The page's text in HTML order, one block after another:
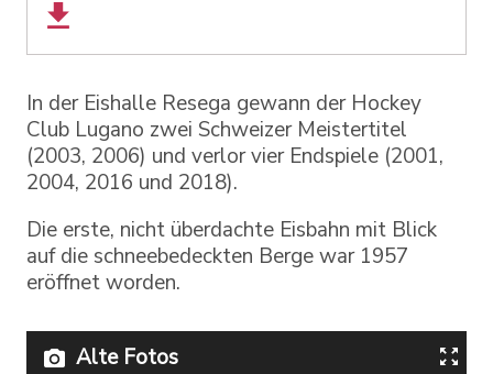
In der Eishalle Resega gewann der Hockey
Club Lugano zwei Schweizer Meistertitel
(2003, 2006) und verlor vier Endspiele (2001,
2004, 2016 und 2018).
Die erste, nicht überdachte Eisbahn mit Blick
auf die schneebedeckten Berge war 1957
eröffnet worden.
Alte Fotos